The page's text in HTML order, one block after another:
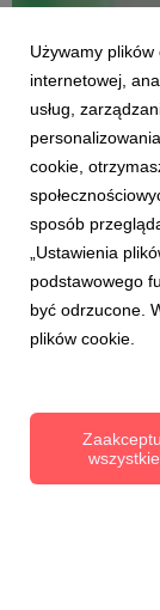
CORE TEAM
Przegląd
Team
30 maja 2024
Tak trudnego i
było od wielu
oceny stanu
porozmawiamy
Używamy plików
internetowej,
usług,
cookie,
sposób
„Ustawienia
podstawowego
być odrzucone.
plików cookie.
wszystkie